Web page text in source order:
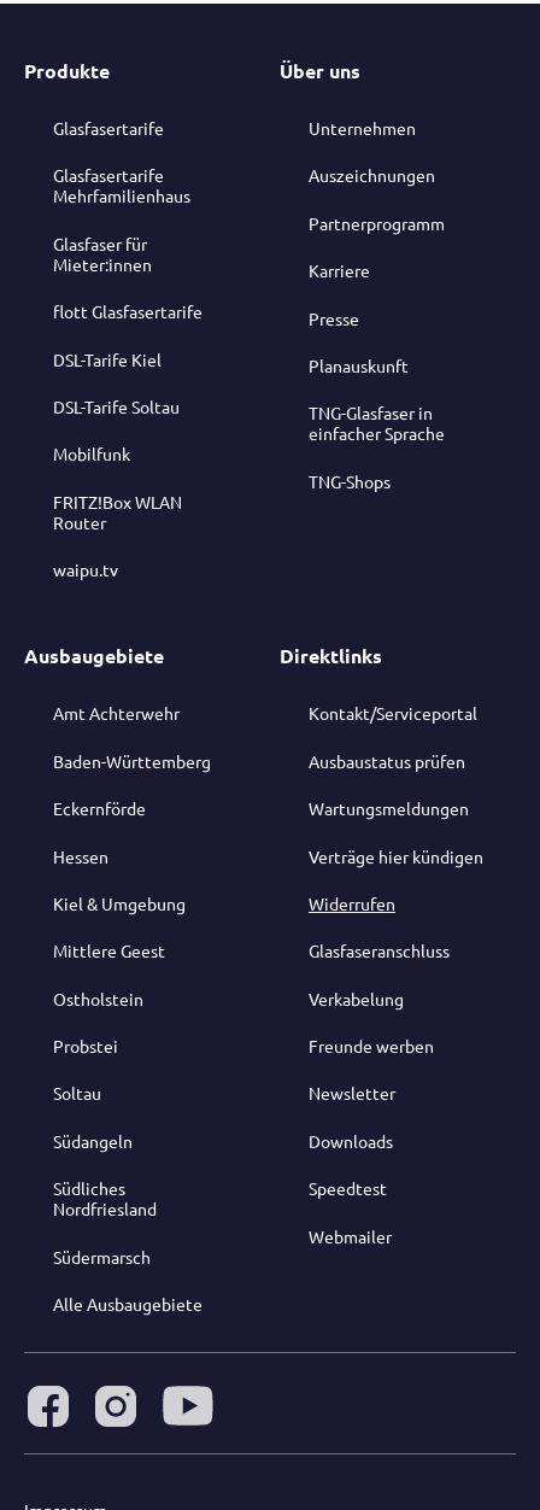
Produkte
Glasfasertarife
Glasfasertarife
Mehrfamilienhaus
Glasfaser für
Mieter:innen
flott Glasfasertarife
DSL-Tarife Kiel
DSL-Tarife Soltau
Mobilfunk
FRITZ!Box WLAN
Router
waipu.tv
Über uns
Unternehmen
Auszeichnungen
Partnerprogramm
Karriere
Presse
Planauskunft
TNG-Glasfaser in
einfacher Sprache
TNG-Shops
Ausbaugebiete
Amt Achterwehr
Baden-Württemberg
Eckernförde
Hessen
Kiel & Umgebung
Mittlere Geest
Ostholstein
Probstei
Soltau
Südangeln
Südliches
Nordfriesland
Südermarsch
Alle Ausbaugebiete
Direktlinks
Kontakt/Serviceportal
Ausbaustatus prüfen
Wartungsmeldungen
Verträge hier kündigen
Widerrufen
Glasfaseranschluss
Verkabelung
Freunde werben
Newsletter
Downloads
Speedtest
Webmailer